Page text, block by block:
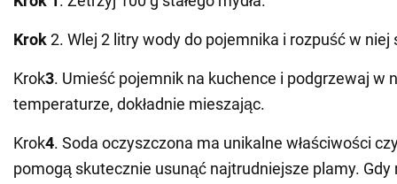
Krok2. Wlej 2 litry wody do pojemnika i rozpuść w niej
Krok3. Umieść pojemnik na kuchence i podgrzewaj w
temperaturze, dokładnie mieszając.
Krok4. Soda oczyszczona ma unikalne właściwości
pomogą skutecznie usunąć najtrudniejsze plamy. Gdy